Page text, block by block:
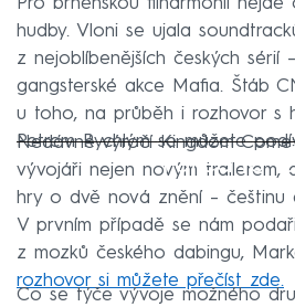
Pro brněnskou filharmonii
hudby. Vloni se ujala
z nejoblíbenějších českých sérií
gangsterské akce Mafia. Štáb
u toho, na průběh i rozhovor s
Petrem Rychlým se můžete
Failed to
Nedávné výročí Kingdom
vývojáři nejen novým trailerem,
hry o dvě nová znění – češtinu
V prvním případě se nám
z mozků českého dabingu,
rozhovor si můžete přečíst zde.
Co se týče vývoje možného